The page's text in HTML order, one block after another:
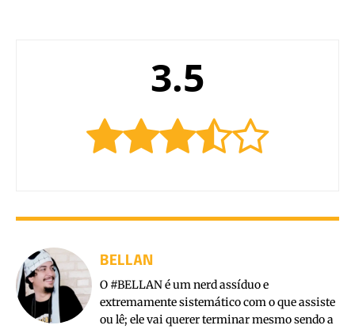
3.5
BELLAN
O #BELLAN é um nerd assíduo e
extremamente sistemático com o que assiste
ou lê; ele vai querer terminar mesmo sendo a